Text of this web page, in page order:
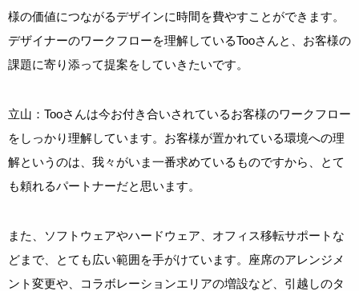
様の価値につながるデザインに時間を費やすことができます。
デザイナーのワークフローを理解しているTooさんと、お客様の
課題に寄り添って提案をしていきたいです。
立山：Tooさんは今お付き合いされているお客様のワークフロー
をしっかり理解しています。お客様が置かれている環境への理
解というのは、我々がいま一番求めているものですから、とて
も頼れるパートナーだと思います。
また、ソフトウェアやハードウェア、オフィス移転サポートな
どまで、とても広い範囲を手がけています。座席のアレンジメ
ント変更や、コラボレーションエリアの増設など、引越しのタ